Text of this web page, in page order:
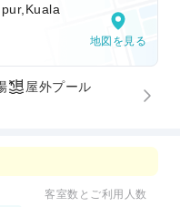
地図を見る
屋外プール
客室数とご利用人数